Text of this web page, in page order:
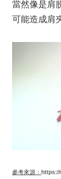
當然像是肩
可能造成肩
參考來源： https://